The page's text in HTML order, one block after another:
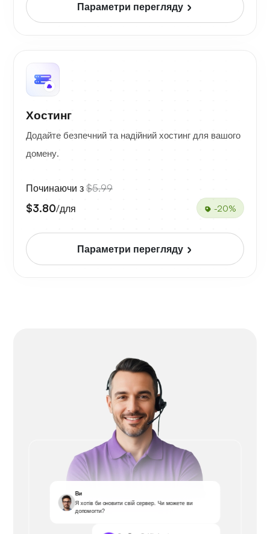
Параметри перегляду
Хостинг
Додайте безпечний та надійний хостинг для вашого
домену.
Починаючи з $5.99
$3.80/для -20%
Параметри перегляду
Ви
Я хотів би оновити свій сервер. Чи можете ви
допомогти?